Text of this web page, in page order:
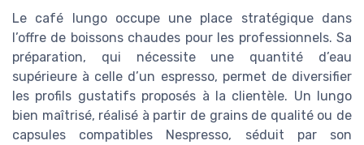
Le café lungo occupe une place stratégique dans
l’offre de boissons chaudes pour les professionnels. Sa
préparation, qui nécessite une quantité d’eau
supérieure à celle d’un espresso, permet de diversifier
les profils gustatifs proposés à la clientèle. Un lungo
bien maîtrisé, réalisé à partir de grains de qualité ou de
capsules compatibles Nespresso, séduit par son